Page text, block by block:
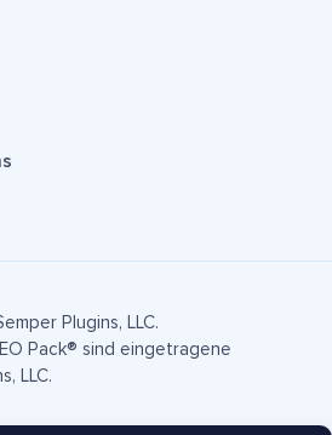
Plugins, LLC.
Pack® sind eingetragene
LLC.